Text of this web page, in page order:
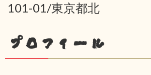
101-01/東京都北
プロフィール